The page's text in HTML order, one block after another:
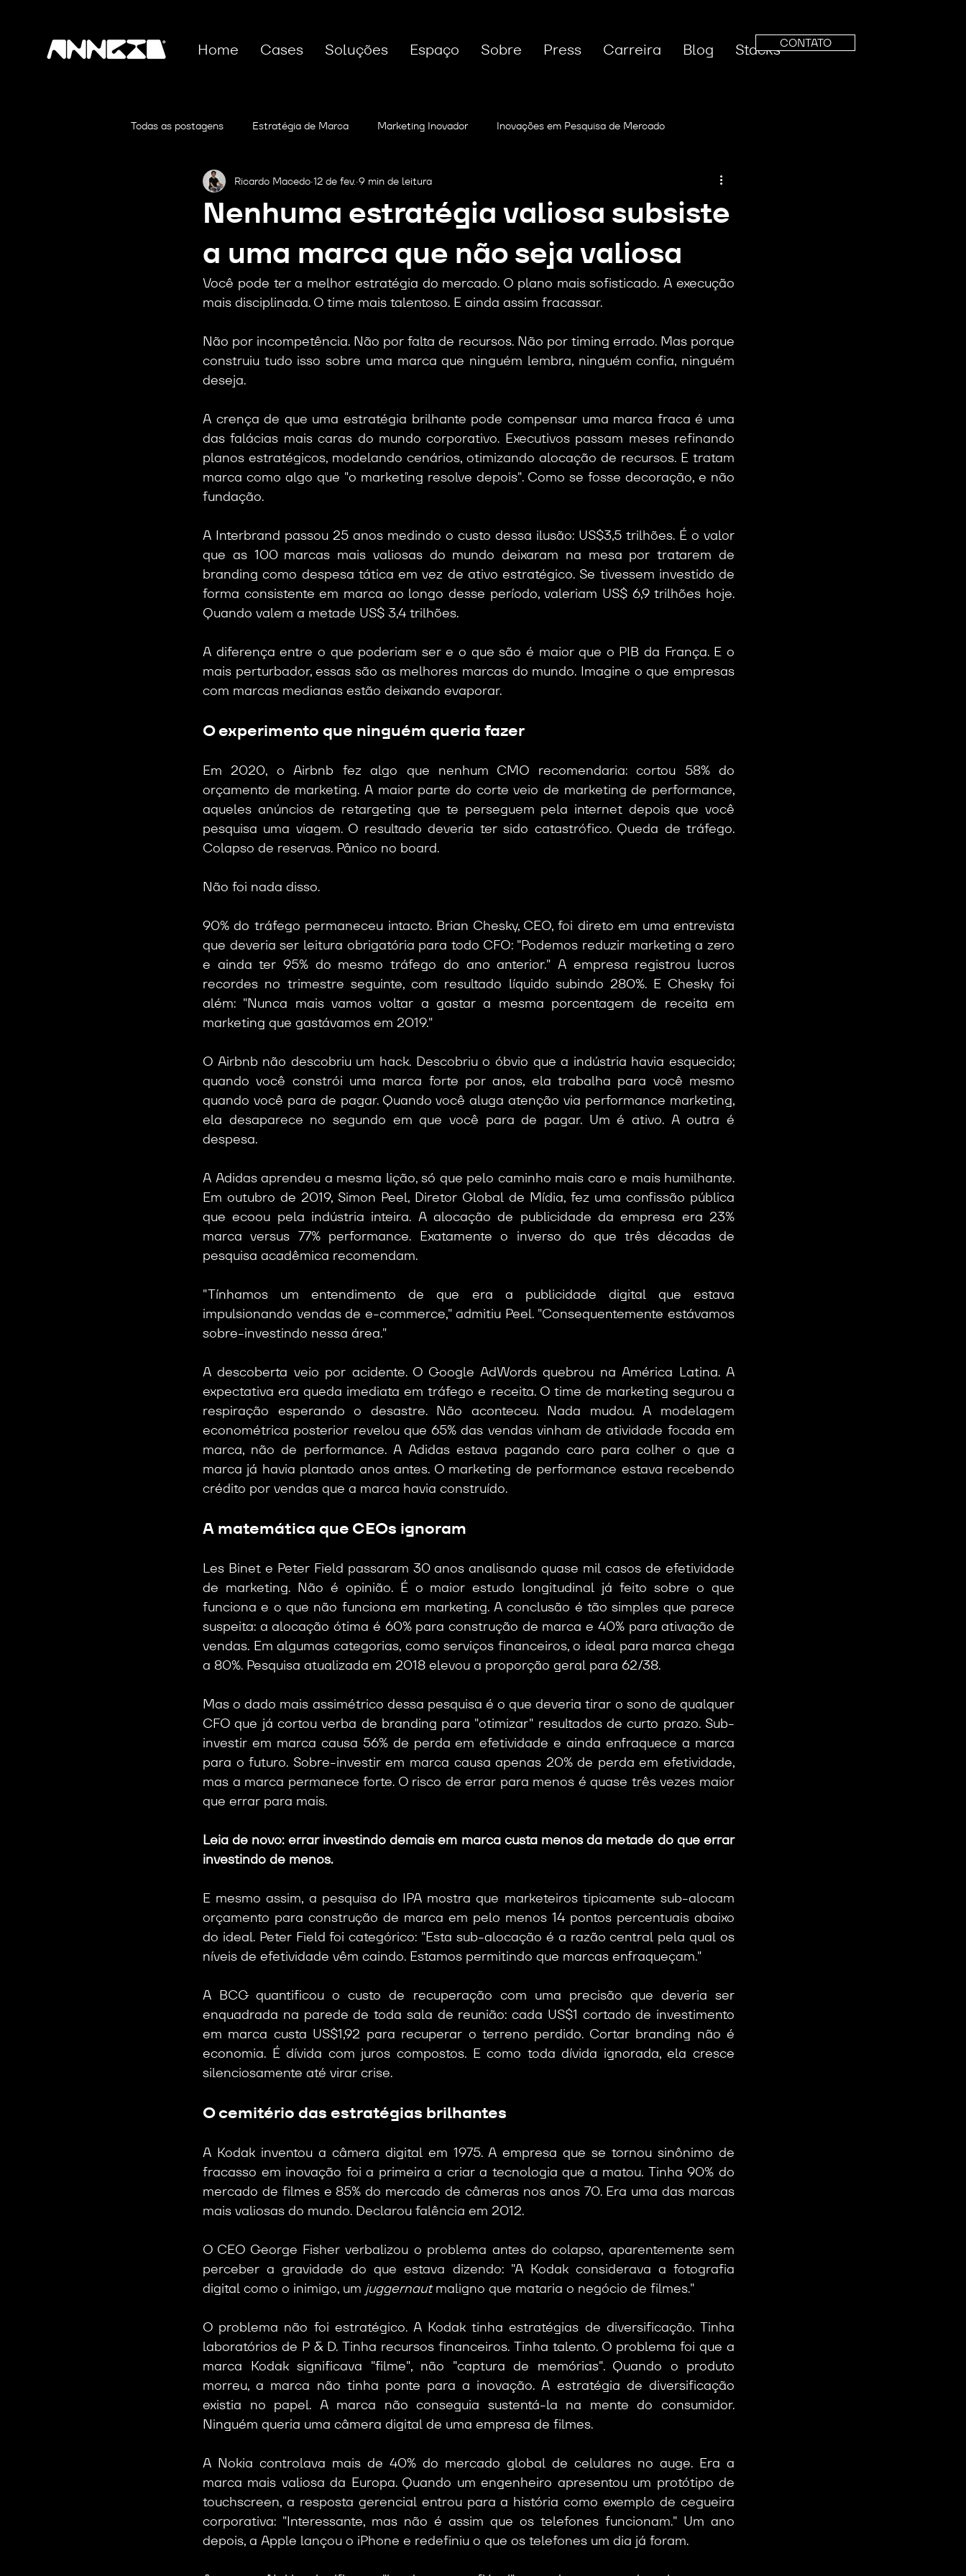
Home Cases Soluções Espaço Sobre Press Carreira Blog StacksCONTATO
Todas as postagens Estratégia de Marca Marketing Inovador Inovações em Pesquisa de Mercado
Segmentação de Mercado Psicologia das Cores Identidade Visual
Nenhuma estratégia valiosa subsiste
a uma marca que não seja valiosa
Ricardo Macedo 12 de fev. 9 min de leitura
Você pode ter a melhor estratégia do mercado. O plano mais sofisticado. A execução
mais disciplinada. O time mais talentoso. E ainda assim fracassar.
Não por incompetência. Não por falta de recursos. Não por timing errado. Mas porque
construiu tudo isso sobre uma marca que ninguém lembra, ninguém confia, ninguém
deseja.
A crença de que uma estratégia brilhante pode compensar uma marca fraca é uma
das falácias mais caras do mundo corporativo. Executivos passam meses refinando
planos estratégicos, modelando cenários, otimizando alocação de recursos. E tratam
marca como algo que "o marketing resolve depois". Como se fosse decoração, e não
fundação.
A Interbrand passou 25 anos medindo o custo dessa ilusão: US$3,5 trilhões. É o valor
que as 100 marcas mais valiosas do mundo deixaram na mesa por tratarem de
branding como despesa tática em vez de ativo estratégico. Se tivessem investido de
forma consistente em marca ao longo desse período, valeriam US$ 6,9 trilhões hoje.
Quando valem a metade US$ 3,4 trilhões.
A diferença entre o que poderiam ser e o que são é maior que o PIB da França. E o
mais perturbador, essas são as melhores marcas do mundo. Imagine o que empresas
com marcas medianas estão deixando evaporar.
O experimento que ninguém queria fazer
Em 2020, o Airbnb fez algo que nenhum CMO recomendaria: cortou 58% do
orçamento de marketing. A maior parte do corte veio de marketing de performance,
aqueles anúncios de retargeting que te perseguem pela internet depois que você
pesquisa uma viagem. O resultado deveria ter sido catastrófico. Queda de tráfego.
Colapso de reservas. Pânico no board.
Não foi nada disso.
90% do tráfego permaneceu intacto. Brian Chesky, CEO, foi direto em uma entrevista
que deveria ser leitura obrigatória para todo CFO: "Podemos reduzir marketing a zero
e ainda ter 95% do mesmo tráfego do ano anterior." A empresa registrou lucros
recordes no trimestre seguinte, com resultado líquido subindo 280%. E Chesky foi
além: "Nunca mais vamos voltar a gastar a mesma porcentagem de receita em
marketing que gastávamos em 2019."
O Airbnb não descobriu um hack. Descobriu o óbvio que a indústria havia esquecido;
quando você constrói uma marca forte por anos, ela trabalha para você mesmo
quando você para de pagar. Quando você aluga atenção via performance marketing,
ela desaparece no segundo em que você para de pagar. Um é ativo. A outra é
despesa.
A Adidas aprendeu a mesma lição, só que pelo caminho mais caro e mais humilhante.
Em outubro de 2019, Simon Peel, Diretor Global de Mídia, fez uma confissão pública
que ecoou pela indústria inteira. A alocação de publicidade da empresa era 23%
marca versus 77% performance. Exatamente o inverso do que três décadas de
pesquisa acadêmica recomendam.
"Tínhamos um entendimento de que era a publicidade digital que estava
impulsionando vendas de e-commerce," admitiu Peel. "Consequentemente estávamos
sobre-investindo nessa área."
A descoberta veio por acidente. O Google AdWords quebrou na América Latina. A
expectativa era queda imediata em tráfego e receita. O time de marketing segurou a
respiração esperando o desastre. Não aconteceu. Nada mudou. A modelagem
econométrica posterior revelou que 65% das vendas vinham de atividade focada em
marca, não de performance. A Adidas estava pagando caro para colher o que a
marca já havia plantado anos antes. O marketing de performance estava recebendo
crédito por vendas que a marca havia construído.
A matemática que CEOs ignoram
Les Binet e Peter Field passaram 30 anos analisando quase mil casos de efetividade
de marketing. Não é opinião. É o maior estudo longitudinal já feito sobre o que
funciona e o que não funciona em marketing. A conclusão é tão simples que parece
suspeita: a alocação ótima é 60% para construção de marca e 40% para ativação de
vendas. Em algumas categorias, como serviços financeiros, o ideal para marca chega
a 80%. Pesquisa atualizada em 2018 elevou a proporção geral para 62/38.
Mas o dado mais assimétrico dessa pesquisa é o que deveria tirar o sono de qualquer
CFO que já cortou verba de branding para "otimizar" resultados de curto prazo. Sub-
investir em marca causa 56% de perda em efetividade e ainda enfraquece a marca
para o futuro. Sobre-investir em marca causa apenas 20% de perda em efetividade,
mas a marca permanece forte. O risco de errar para menos é quase três vezes maior
que errar para mais.
Leia de novo: errar investindo demais em marca custa menos da metade do que errar
investindo de menos.
E mesmo assim, a pesquisa do IPA mostra que marketeiros tipicamente sub-alocam
orçamento para construção de marca em pelo menos 14 pontos percentuais abaixo
do ideal. Peter Field foi categórico: "Esta sub-alocação é a razão central pela qual os
níveis de efetividade vêm caindo. Estamos permitindo que marcas enfraqueçam."
A BCG quantificou o custo de recuperação com uma precisão que deveria ser
enquadrada na parede de toda sala de reunião: cada US$1 cortado de investimento
em marca custa US$1,92 para recuperar o terreno perdido. Cortar branding não é
economia. É dívida com juros compostos. E como toda dívida ignorada, ela cresce
silenciosamente até virar crise.
O cemitério das estratégias brilhantes
A Kodak inventou a câmera digital em 1975. A empresa que se tornou sinônimo de
fracasso em inovação foi a primeira a criar a tecnologia que a matou. Tinha 90% do
mercado de filmes e 85% do mercado de câmeras nos anos 70. Era uma das marcas
mais valiosas do mundo. Declarou falência em 2012.
O CEO George Fisher verbalizou o problema antes do colapso, aparentemente sem
perceber a gravidade do que estava dizendo: "A Kodak considerava a fotografia
digital como o inimigo, um juggernaut maligno que mataria o negócio de filmes."
O problema não foi estratégico. A Kodak tinha estratégias de diversificação. Tinha
laboratórios de P & D. Tinha recursos financeiros. Tinha talento. O problema foi que a
marca Kodak significava "filme", não "captura de memórias". Quando o produto
morreu, a marca não tinha ponte para a inovação. A estratégia de diversificação
existia no papel. A marca não conseguia sustentá-la na mente do consumidor.
Ninguém queria uma câmera digital de uma empresa de filmes.
A Nokia controlava mais de 40% do mercado global de celulares no auge. Era a
marca mais valiosa da Europa. Quando um engenheiro apresentou um protótipo de
touchscreen, a resposta gerencial entrou para a história como exemplo de cegueira
corporativa: "Interessante, mas não é assim que os telefones funcionam." Um ano
depois, a Apple lançou o iPhone e redefiniu o que os telefones um dia já foram.